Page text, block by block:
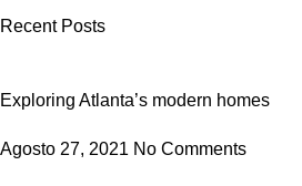
Recent Posts
Exploring Atlanta’s modern homes
Agosto 27, 2021 No Comments